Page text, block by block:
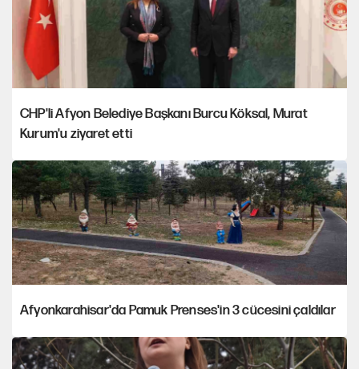
CHP'li Afyon Belediye Başkanı Burcu Köksal, Murat
Kurum'u ziyaret etti
Afyonkarahisar'da Pamuk Prenses'in 3 cücesini çaldılar